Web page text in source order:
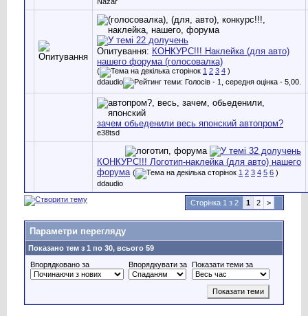
Опитування: КОНКУРС!!! Наклейка (для авто)
нашего форума (голосовалка)
( 1 2 3 4 )
ddaudio
зачем обьеденили весь японский автопром?
e38tsd
КОНКУРС!!! Логотип-наклейка (для авто) нашего
форума ( 1 2 3 4 5 6 )
ddaudio
Сторінка 1 з 2 1 2 >
Параметри перегляду
Показано тем з 1 по 30, всього 59
Впорядковано за
Впорядкувати за Показати теми за